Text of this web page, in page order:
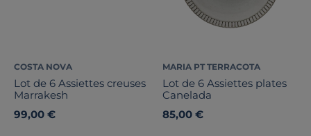
COSTA NOVA
Lot de 6 Assiettes creuses
Marrakesh
99,00 €
MARIA PT TERRACOTA
Lot de 6 Assiettes plates
Canelada
85,00 €